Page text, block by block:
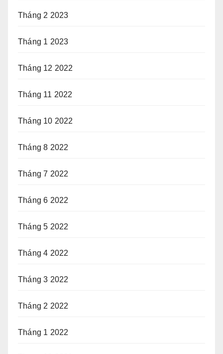
Tháng 2 2023
Tháng 1 2023
Tháng 12 2022
Tháng 11 2022
Tháng 10 2022
Tháng 8 2022
Tháng 7 2022
Tháng 6 2022
Tháng 5 2022
Tháng 4 2022
Tháng 3 2022
Tháng 2 2022
Tháng 1 2022